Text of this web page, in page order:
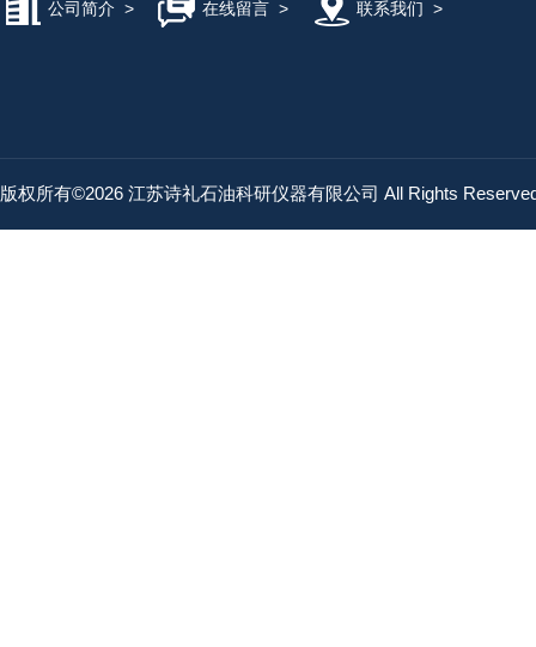
公司简介 > 在线留言> 联系我们 >
版权所有©2026 江苏诗礼石油科研仪器有限公司 All Rights